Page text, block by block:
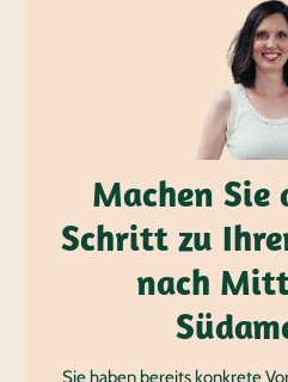
Machen Sie
Schritt zu
nach
Sie haben bereits konkrete